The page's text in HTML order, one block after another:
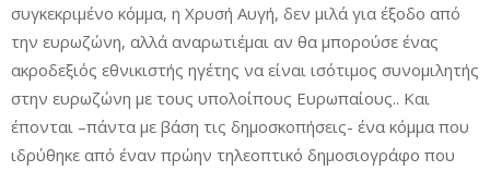
συγκεκριμένο κόμμα, η Χρυσή Αυγή, δεν μιλά για έξοδο από
την ευρωζώνη, αλλά αναρωτιέμαι αν θα μπορούσε ένας
ακροδεξιός εθνικιστής ηγέτης να είναι ισότιμος συνομιλητής
στην ευρωζώνη με τους υπολοίπους Ευρωπαίους.. Και
έπονται –πάντα με βάση τις δημοσκοπήσεις- ένα κόμμα που
ιδρύθηκε από έναν πρώην τηλεοπτικό δημοσιογράφο που